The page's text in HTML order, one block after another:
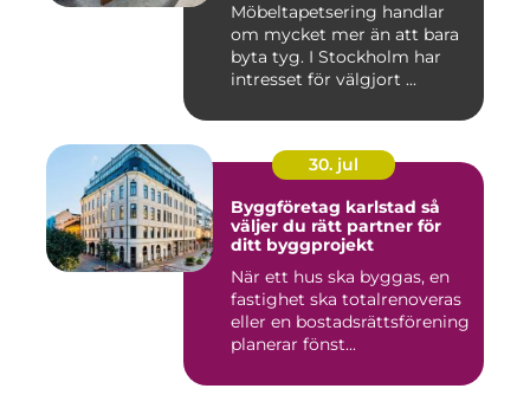
Möbeltapetsering handlar
om mycket mer än att bara
byta tyg. I Stockholm har
intresset för välgjort ...
30. jul
Byggföretag karlstad så
väljer du rätt partner för
ditt byggprojekt
När ett hus ska byggas, en
fastighet ska totalrenoveras
eller en bostadsrättsförening
planerar fönst...